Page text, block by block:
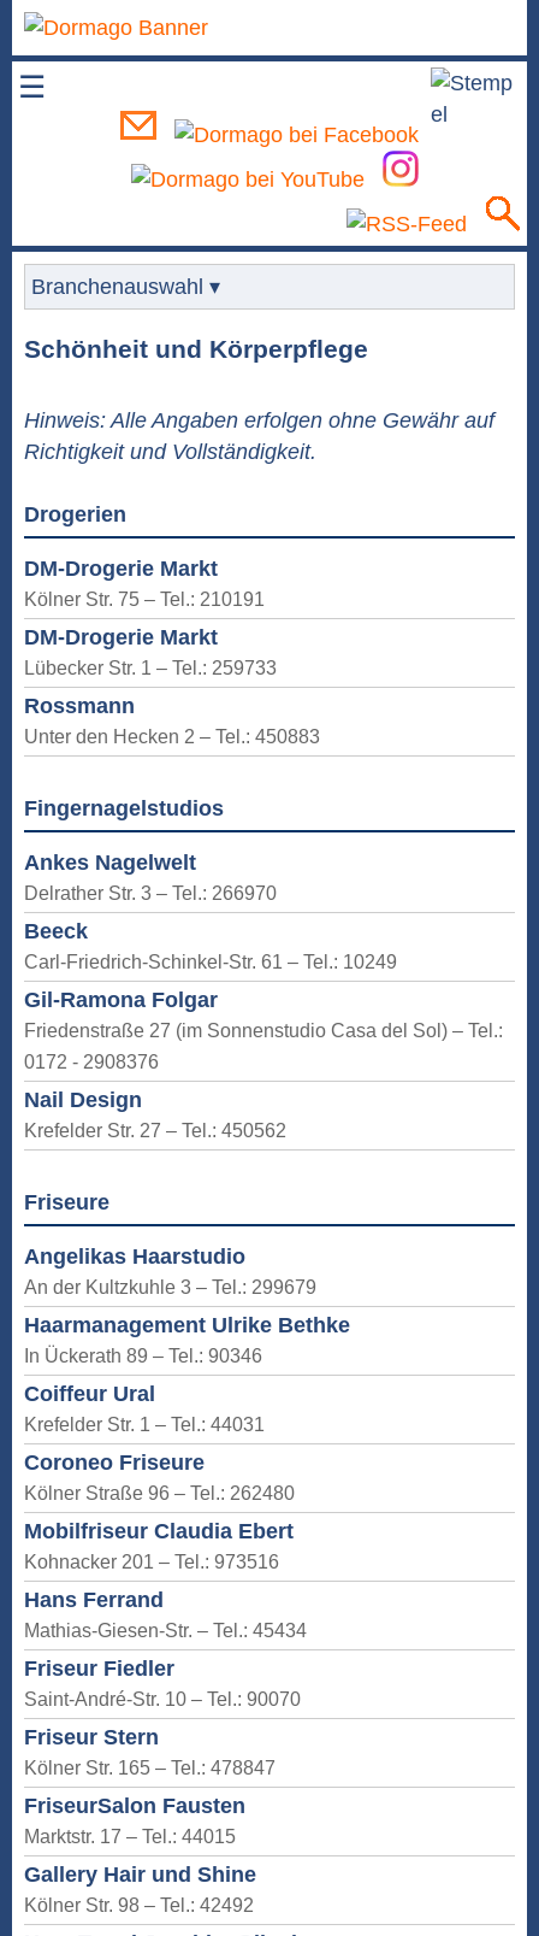
☰
Branchenauswahl ▾
Schönheit und Körperpflege
Hinweis: Alle Angaben erfolgen ohne Gewähr auf
Richtigkeit und Vollständigkeit.
Drogerien
DM-Drogerie Markt
Kölner Str. 75 – Tel.: 210191
DM-Drogerie Markt
Lübecker Str. 1 – Tel.: 259733
Rossmann
Unter den Hecken 2 – Tel.: 450883
Fingernagelstudios
Ankes Nagelwelt
Delrather Str. 3 – Tel.: 266970
Beeck
Carl-Friedrich-Schinkel-Str. 61 – Tel.: 10249
Gil-Ramona Folgar
Friedenstraße 27 (im Sonnenstudio Casa del Sol) – Tel.:
0172 - 2908376
Nail Design
Krefelder Str. 27 – Tel.: 450562
Friseure
Angelikas Haarstudio
An der Kultzkuhle 3 – Tel.: 299679
Haarmanagement Ulrike Bethke
In Ückerath 89 – Tel.: 90346
Coiffeur Ural
Krefelder Str. 1 – Tel.: 44031
Coroneo Friseure
Kölner Straße 96 – Tel.: 262480
Mobilfriseur Claudia Ebert
Kohnacker 201 – Tel.: 973516
Hans Ferrand
Mathias-Giesen-Str. – Tel.: 45434
Friseur Fiedler
Saint-André-Str. 10 – Tel.: 90070
Friseur Stern
Kölner Str. 165 – Tel.: 478847
FriseurSalon Fausten
Marktstr. 17 – Tel.: 44015
Gallery Hair und Shine
Kölner Str. 98 – Tel.: 42492